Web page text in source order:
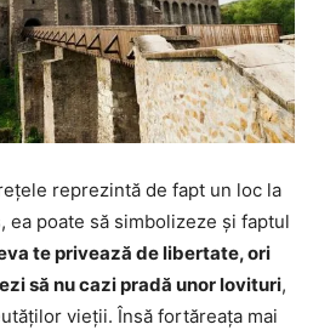
reprezintă de fapt un loc la
ea poate să simbolizeze și faptul
te privează de libertate, ori
să nu cazi pradă unor lovituri,
vieții. Însă fortăreața mai